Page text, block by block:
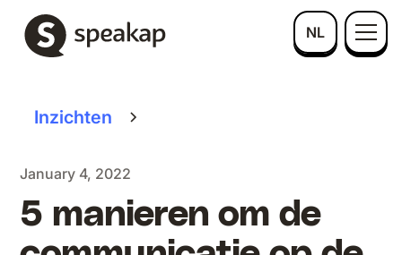
NL
Inzichten
January 4, 2022
5 manieren om de